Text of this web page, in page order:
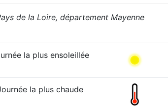
de la Loire, département Mayenne
la plus ensoleillée
la plus chaude